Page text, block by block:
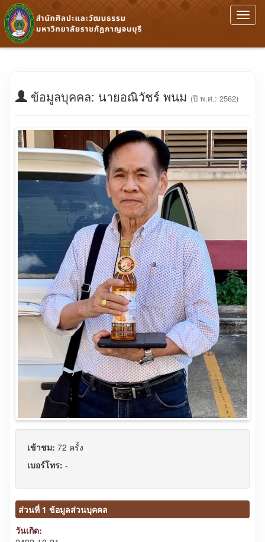
ข้อมูลบุคคล: นายอณิวัชร์ พนม (ปี พ.ศ.: 2562)
เข้าชม: 72 ครั้ง
เบอร์โทร: -
ส่วนที่ 1 ข้อมูลส่วนบุคคล
วันเกิด: